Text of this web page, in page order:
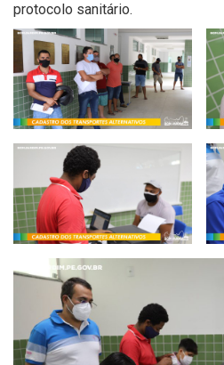
protocolo sanitário.